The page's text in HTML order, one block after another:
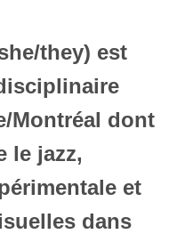
they) est
Montréal dont
le jazz,
et
dans